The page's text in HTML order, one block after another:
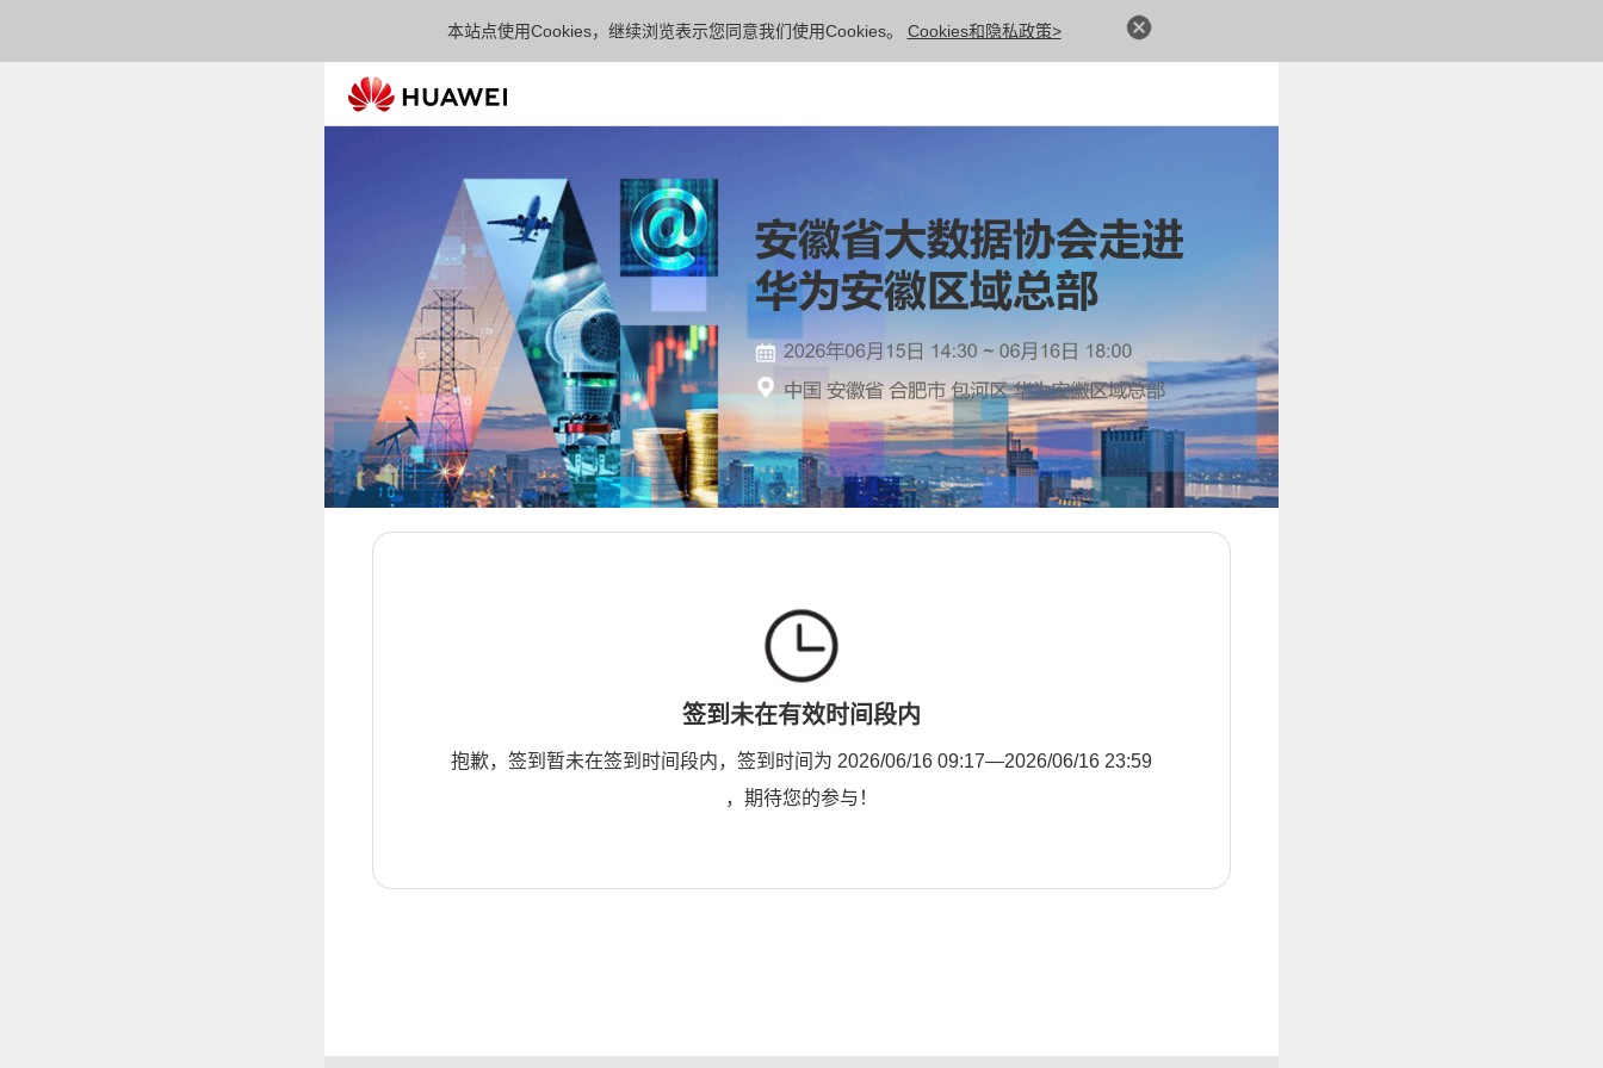
本站点使用Cookies，继续浏览表示您同意我们使用Cookies。 Cookies和隐私政策>
签到未在有效时间段内
抱歉，签到暂未在签到时间段内，签到时间为 2026/06/16 09:17—2026/06/16 23:59
，期待您的参与！